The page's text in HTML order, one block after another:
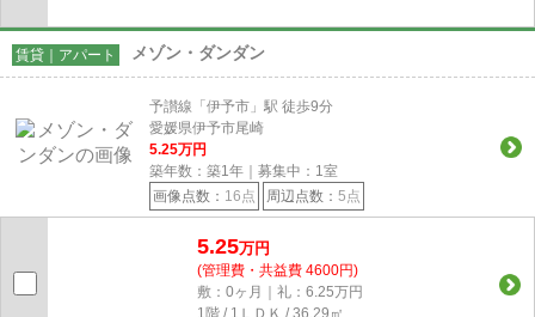
賃貸｜アパート メゾン・ダンダン
予讃線「伊予市」駅 徒歩9分
愛媛県伊予市尾崎
5.25万円
築年数：築1年｜募集中： 1室
画像点数： 16点 周辺点数： 5点
5.25万円
(管理費・共益費 4600円)
敷：0ヶ月｜礼：6.25万円
1階 / 1ＬＤＫ / 36.29㎡